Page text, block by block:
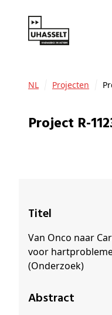
NL Projecten
Project R-
Titel
Van Onco naar
voor
(Onderzoek)
Abstract